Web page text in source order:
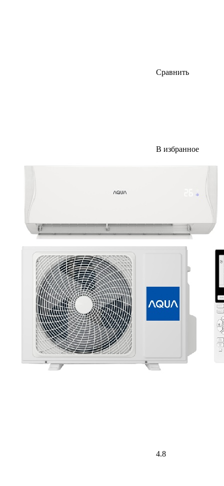
Сравнить
В избранное
4.8